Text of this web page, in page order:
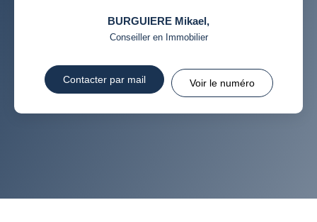
BURGUIERE Mikael,
Conseiller en Immobilier
Contacter par mail Voir le numéro